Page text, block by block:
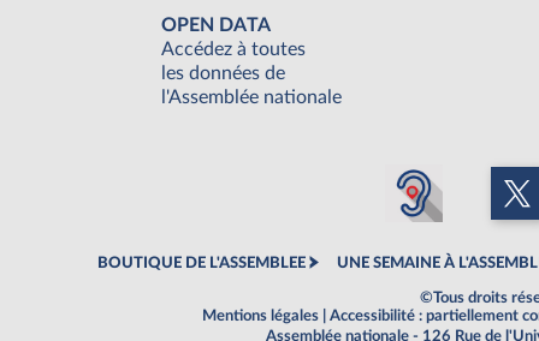
OPEN DATA
Accédez à toutes
les données de
l'Assemblée nationale
BOUTIQUE DE L'ASSEMBLEE UNE SEMAINE À
©Tous droits
Mentions légales
Accessibilité : partiellement
Assemblée nationale - 126 Rue de